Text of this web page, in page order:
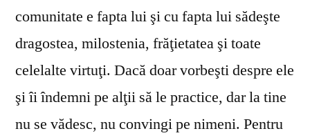
comunitate e fapta lui şi cu fapta lui sădeşte
dragostea, milostenia, frăţietatea şi toate
celelalte virtuţi. Dacă doar vorbeşti despre ele
şi îi îndemni pe alţii să le practice, dar la tine
nu se vă­desc, nu convingi pe nimeni. Pentru